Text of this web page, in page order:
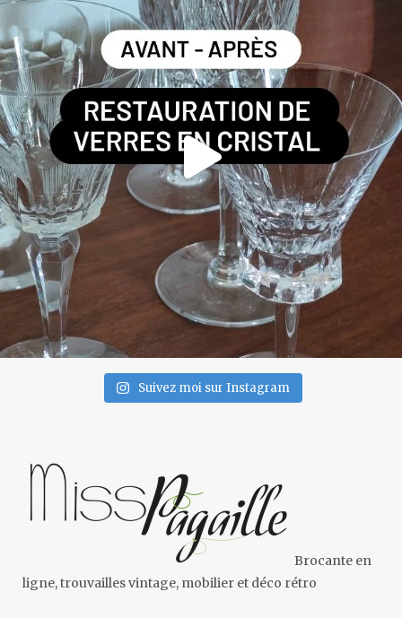
Suivez moi sur Instagram
Brocante en
ligne, trouvailles vintage, mobilier et déco rétro